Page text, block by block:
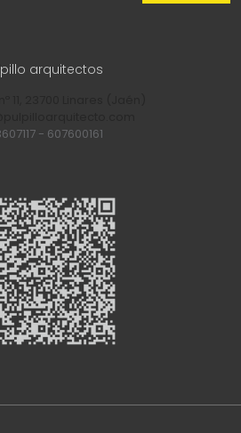
arquitectos
- 607600161